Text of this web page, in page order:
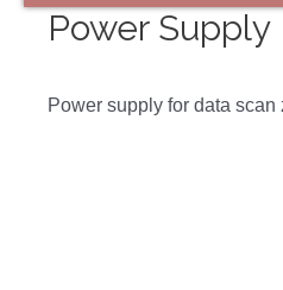
Power Supply
Power supply for data scan